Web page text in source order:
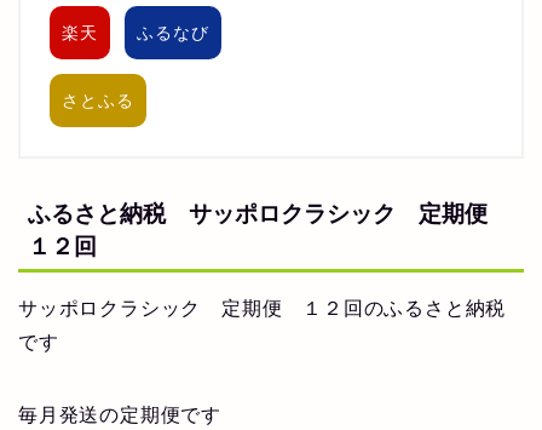
楽天 ふるなび
さとふる
ふるさと納税 サッポロクラシック 定期便
１２回
サッポロクラシック 定期便 １２回のふるさと納税
です
毎月発送の定期便です